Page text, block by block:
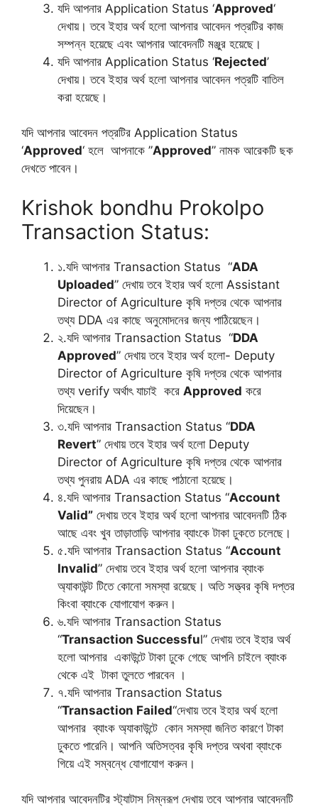
যদি আপনার Application Status ‘Approved‘
দেখায়। তবে ইহার অর্থ হলো আপনার আবেদন পত্রটির কাজ
সম্পন্ন হয়েছে এবং আপনার আবেদনটি মঞ্জুর হয়েছে।
যদি আপনার Application Status ‘Rejected’
দেখায়। তবে ইহার অর্থ হলো আপনার আবেদন পত্রটি বাতিল
করা হয়েছে।
যদি আপনার আবেদন পত্রটির Application Status
‘Approved‘ হলে আপনাকে ”Approved” নামক আরেকটি ছক
দেখতে পাবেন।
Krishok bondhu Prokolpo
Transaction Status:
১.যদি আপনার Transaction Status “ADA
Uploaded” দেখায় তবে ইহার অর্থ হলো Assistant
Director of Agriculture কৃষি দপ্তর থেকে আপনার
তথ্য DDA এর কাছে অনুমোদনের জন্য পাঠিয়েছেন।
২.যদি আপনার Transaction Status “DDA
Approved” দেখায় তবে ইহার অর্থ হলো- Deputy
Director of Agriculture কৃষি দপ্তর থেকে আপনার
তথ্য verify অর্থাৎ যাচাই করে Approved করে
দিয়েছেন।
৩.যদি আপনার Transaction Status “DDA
Revert” দেখায় তবে ইহার অর্থ হলো Deputy
Director of Agriculture কৃষি দপ্তর থেকে আপনার
তথ্য পুনরায় ADA এর কাছে পাঠানো হয়েছে।
৪.যদি আপনার Transaction Status “Account
Valid” দেখায় তবে ইহার অর্থ হলো আপনার আবেদনটি ঠিক
আছে এবং খুব তাড়াতাড়ি আপনার ব্যাংকে টাকা ঢুকতে চলেছে।
৫.যদি আপনার Transaction Status “Account
Invalid” দেখায় তবে ইহার অর্থ হলো আপনার ব্যাংক
অ্যাকাউন্ট টিতে কোনো সমস্যা রয়েছে। অতি সত্ত্বর কৃষি দপ্তর
কিংবা ব্যাংকে যোগাযোগ করুন।
৬.যদি আপনার Transaction Status
“Transaction Successful” দেখায় তবে ইহার অর্থ
হলো আপনার একাউন্টে টাকা ঢুকে গেছে আপনি চাইলে ব্যাংক
থেকে এই টাকা তুলতে পারবেন ।
৭.যদি আপনার Transaction Status
“Transaction Failed“দেখায় তবে ইহার অর্থ হলো
আপনার ব্যাংক অ্যাকাউন্টে কোন সমস্যা জনিত কারণে টাকা
ঢুকতে পারেনি। আপনি অতিসত্বর কৃষি দপ্তর অথবা ব্যাংকে
গিয়ে এই সম্বন্ধে যোগাযোগ করুন।
যদি আপনার আবেদনটির স্ট্যাটাস নিম্নরূপ দেখায় তবে আপনার আবেদনটি